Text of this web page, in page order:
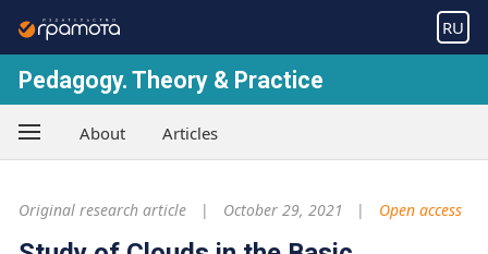
RU
Pedagogy. Theory & Practice
About Articles
Original research article October 29, 2021 Open access